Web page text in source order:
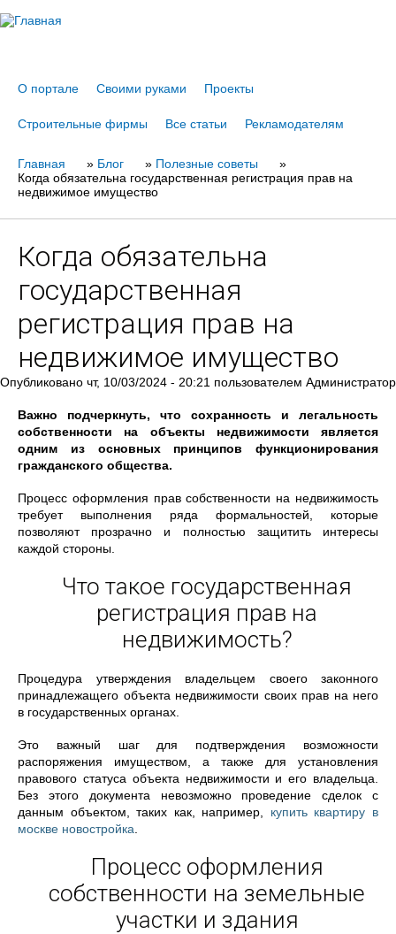
О портале Своими руками Проекты
Строительные фирмы Все статьи Рекламодателям
Вы
здесь
Главная » Блог » Полезные советы
»
Когда обязательна государственная регистрация прав на
недвижимое имущество
Когда обязательна
государственная
регистрация прав на
недвижимое имущество
Опубликовано чт, 10/03/2024 - 20:21 пользователем Администратор
Важно подчеркнуть, что сохранность и легальность
собственности на объекты недвижимости является
одним из основных принципов функционирования
гражданского общества.
Процесс оформления прав собственности на недвижимость
требует выполнения ряда формальностей, которые
позволяют прозрачно и полностью защитить интересы
каждой стороны.
Что такое государственная
регистрация прав на
недвижимость?
Процедура утверждения владельцем своего законного
принадлежащего объекта недвижимости своих прав на него
в государственных органах.
Это важный шаг для подтверждения возможности
распоряжения имуществом, а также для установления
правового статуса объекта недвижимости и его владельца.
Без этого документа невозможно проведение сделок с
данным объектом, таких как, например, купить квартиру в
москве новостройка
Процесс оформления
собственности на земельные
участки и здания